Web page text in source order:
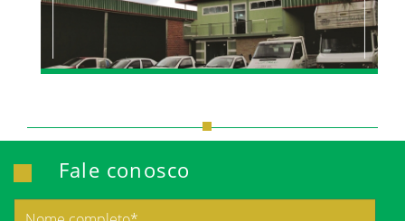
Fale conosco